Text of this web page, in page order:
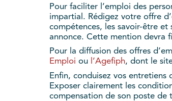
Pour faciliter l’emploi des
impartial. Rédigez votre offre
compétences, les savoir-être
annonce. Cette mention devra
Pour la diffusion des offres
Emploi ou l’Agefiph, dont le
Enfin, conduisez vos
Exposer clairement les
compensation de son poste de